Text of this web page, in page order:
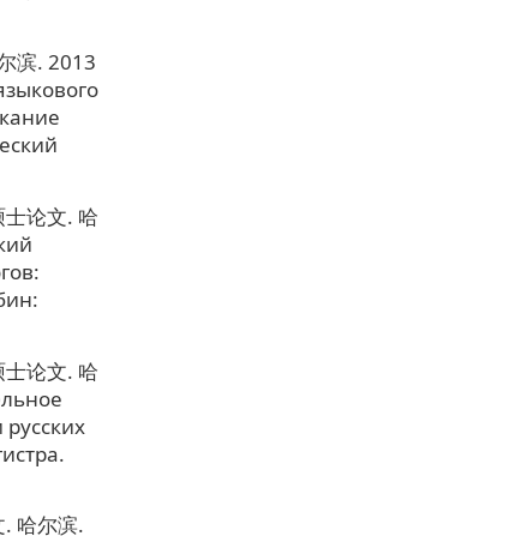
滨. 2013
论文. 哈
论文. 哈
哈尔滨.